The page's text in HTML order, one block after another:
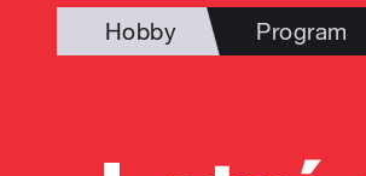
Hobby Program